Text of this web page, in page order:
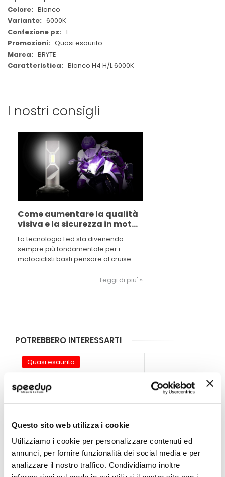
Questo sito web utilizza i cookie
Utilizziamo i cookie per personalizzare contenuti ed
annunci, per fornire funzionalità dei social media e per
analizzare il nostro traffico. Condividiamo inoltre
Bianco
6000K
1
Quasi esaurito
BRYTE
Bianco H4 H/L 6000K
I nostri consigli
Come aumentare la qualità
visiva e la sicurezza in moto?
Passa al Led!
La tecnologia Led sta divenendo
sempre più fondamentale per i
motociclisti basti pensare al cruise
piattaforme inerziali che oramai sono
moto più vendute.
Leggi di piu' »
POTREBBERO INTERESSARTI
Quasi esaurito